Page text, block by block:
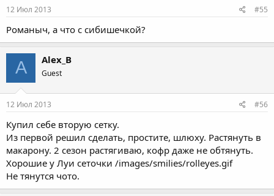
12 Июл 2013 #55
Романыч, а что с сибишечкой?
A Alex_B
Guest
12 Июл 2013 #56
Купил себе вторую сетку.
Из первой решил сделать, простите, шлюху. Растянуть в
макарону. 2 сезон растягиваю, кофр даже не обтянуть.
Хорошие у Луи сеточки /images/smilies/rolleyes.gif
Не тянутся чото.